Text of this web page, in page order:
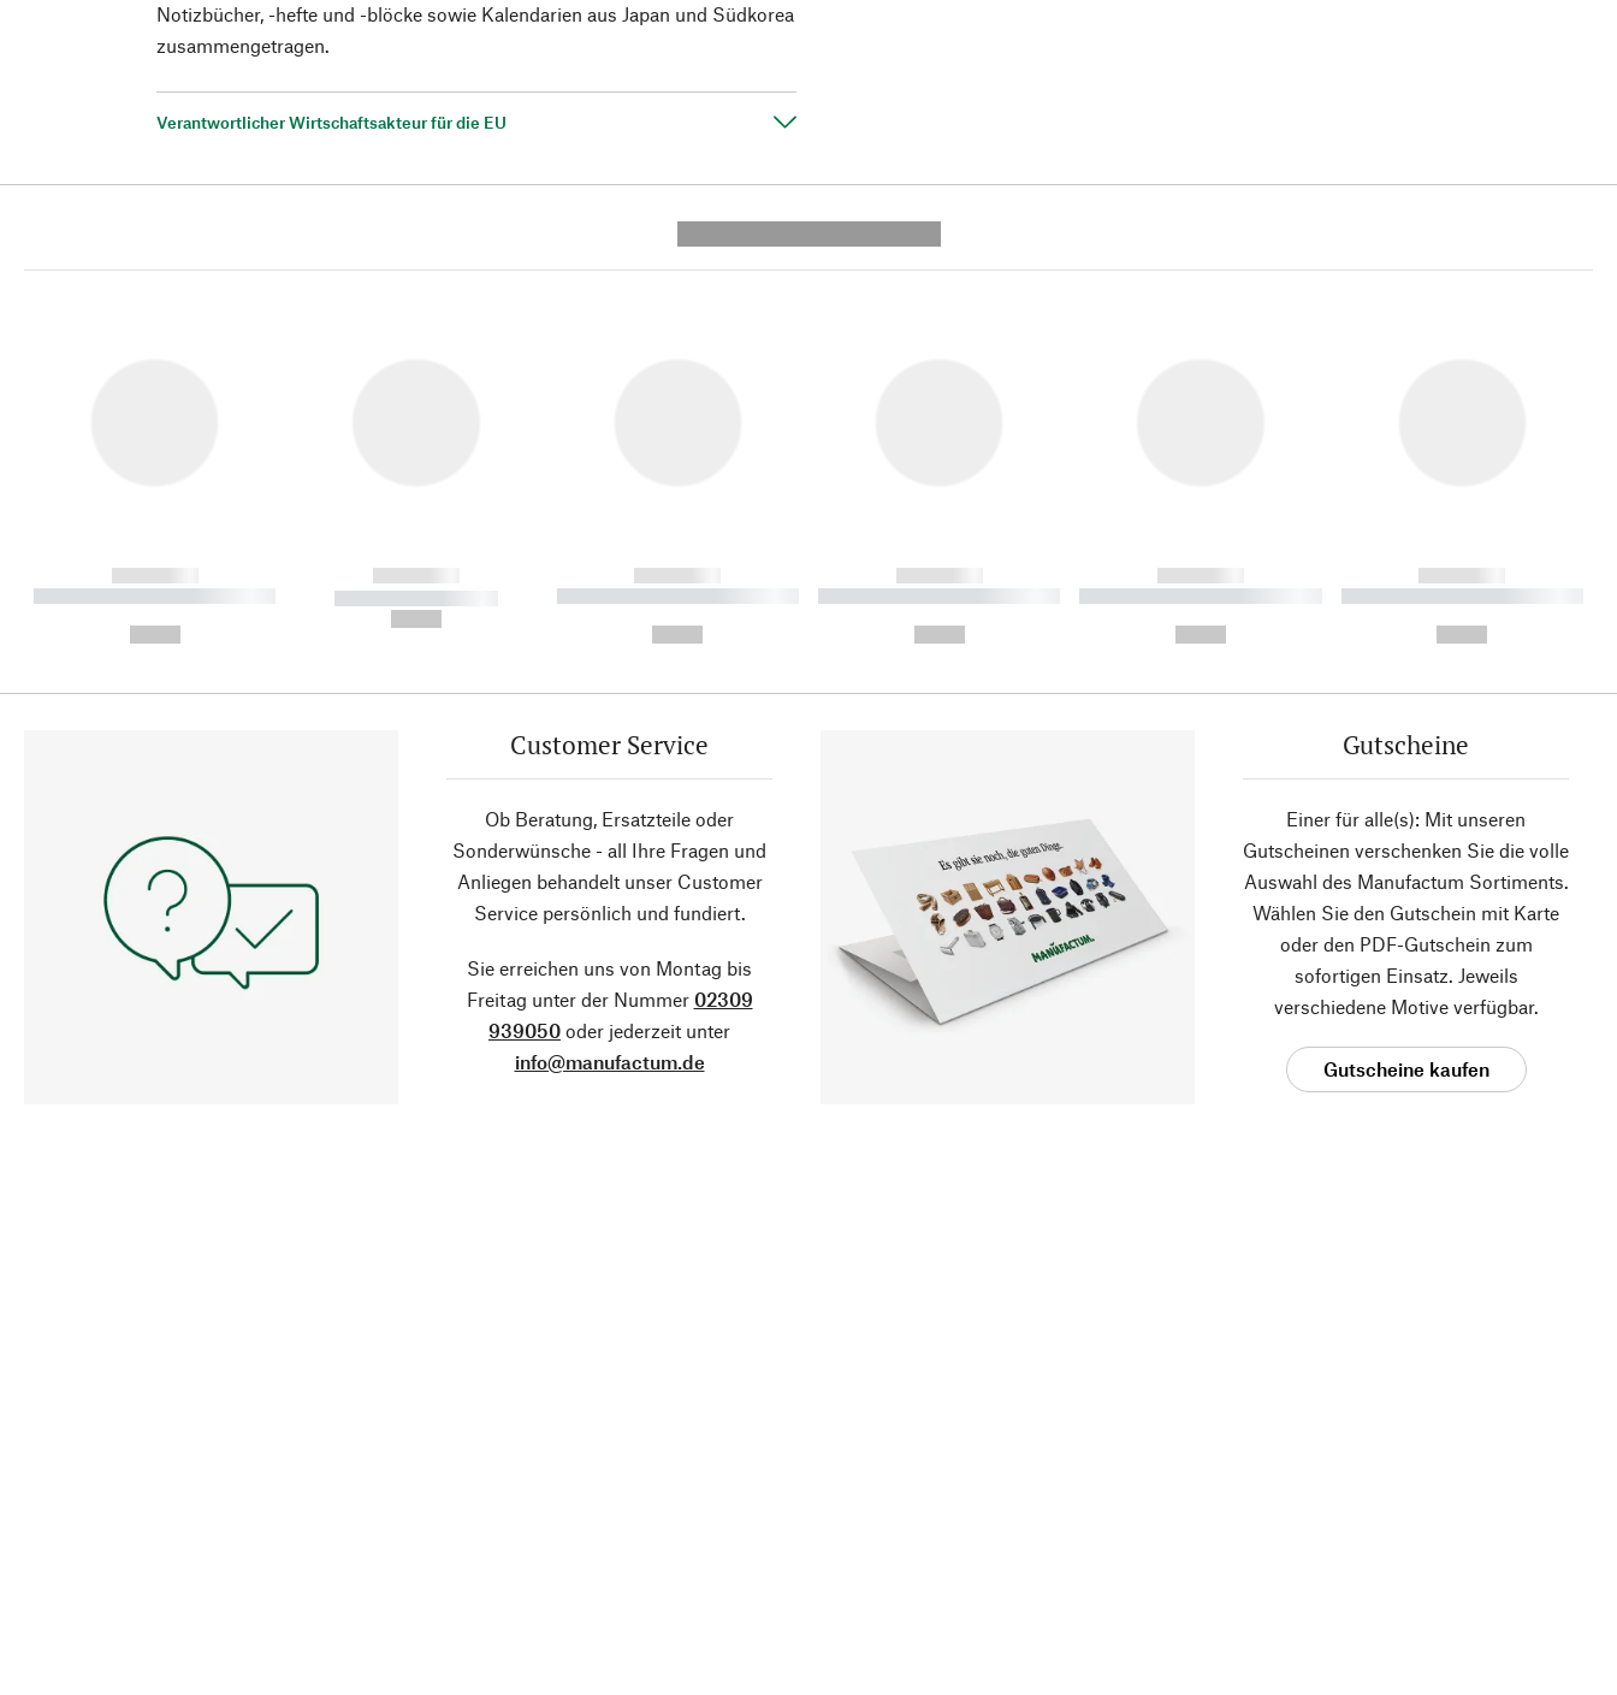
Notizbücher, -hefte und -blöcke sowie Kalendarien aus Japan und Südkorea
zusammengetragen.
Verantwortlicher Wirtschaftsakteur für die EU
------------
----------- ----------- ----------
------------
----------- -----------
------------
----------- ----------- ----------
------------
----------- ----------- ----------
------------
----------- ----------- ----------
------------
----------- ----------- ----------
Customer Service
Ob Beratung, Ersatzteile oder
Sonderwünsche - all Ihre Fragen und
Anliegen behandelt unser Customer
Service persönlich und fundiert.
Sie erreichen uns von Montag bis
Freitag unter der Nummer 02309
939050 oder jederzeit unter
info@manufactum.de
Gutscheine
Einer für alle(s): Mit unseren
Gutscheinen verschenken Sie die volle
Auswahl des Manufactum Sortiments.
Wählen Sie den Gutschein mit Karte
oder den PDF-Gutschein zum
sofortigen Einsatz. Jeweils
verschiedene Motive verfügbar.
Gutscheine kaufen